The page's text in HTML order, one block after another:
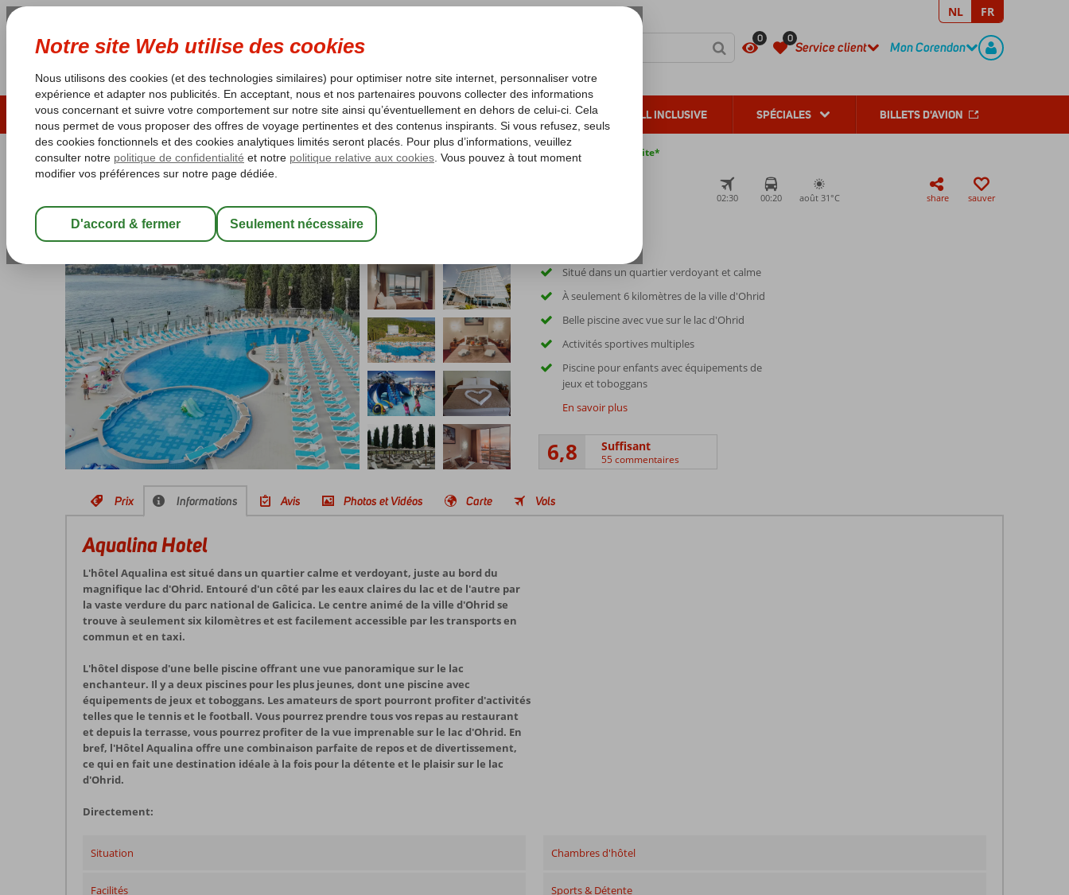
0 0
Service client
CONTACT
Mon Corendon
REGISTERNL FR
ÉTÉ 2026 LAST MINUTES SOLEIL D'HIVER VACANCES AU SOLEIL ALL INCLUSIVE SPÉCIALES BILLETS D'AVION
Les garanties de vacances Garantie du prix le plus bas* Pas de surcharge carburant Annulation gratuite*
Aqualina Hotel
02:30 00:20 août 31°C share sauver
Situé dans un quartier verdoyant et calme
À seulement 6 kilomètres de la ville d'Ohrid
Belle piscine avec vue sur le lac d'Ohrid
Activités sportives multiples
Piscine pour enfants avec équipements de
jeux et toboggans
En savoir plus
6,8 Suffisant
55 commentaires
Prix Informations Avis Photos et Vidéos Carte Vols
Aqualina Hotel
L'hôtel Aqualina est situé dans un quartier calme et verdoyant, juste au bord du
magnifique lac d'Ohrid. Entouré d'un côté par les eaux claires du lac et de l'autre par
la vaste verdure du parc national de Galicica. Le centre animé de la ville d'Ohrid se
trouve à seulement six kilomètres et est facilement accessible par les transports en
commun et en taxi.
L'hôtel dispose d'une belle piscine offrant une vue panoramique sur le lac
enchanteur. Il y a deux piscines pour les plus jeunes, dont une piscine avec
équipements de jeux et toboggans. Les amateurs de sport pourront profiter d'activités
telles que le tennis et le football. Vous pourrez prendre tous vos repas au restaurant
et depuis la terrasse, vous pourrez profiter de la vue imprenable sur le lac d'Ohrid. En
bref, l'Hôtel Aqualina offre une combinaison parfaite de repos et de divertissement,
ce qui en fait une destination idéale à la fois pour la détente et le plaisir sur le lac
d'Ohrid.
Directement:
Situation
Facilités
Chambres d'hôtel
Sports & Détente